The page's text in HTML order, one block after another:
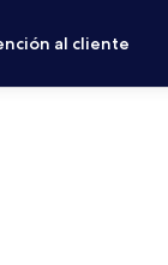
al cliente